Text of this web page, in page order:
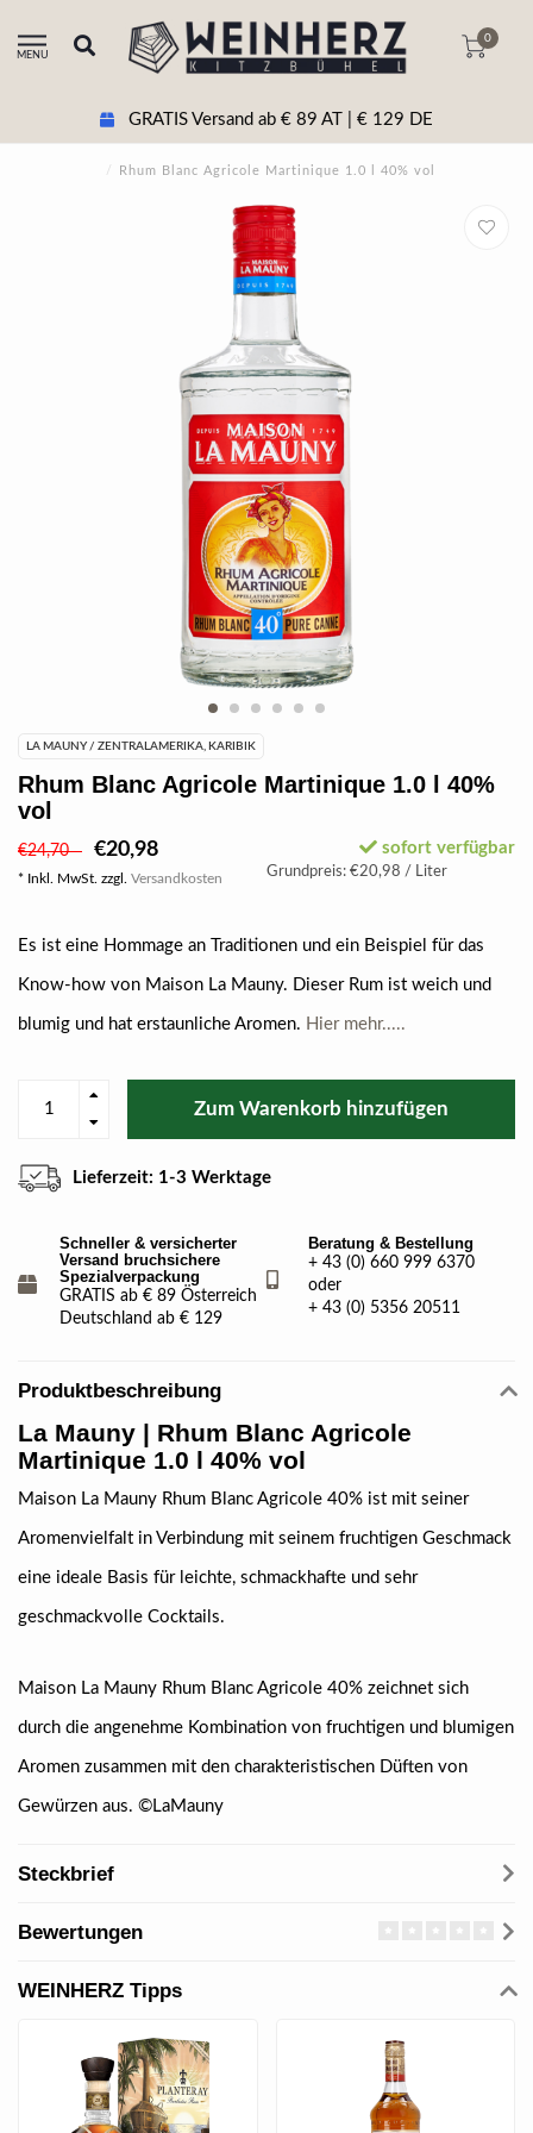
MENU
0
GRATIS Versand ab € 89 AT | € 129 DE
/ Rhum Blanc Agricole Martinique 1.0 l 40% vol
LA MAUNY / ZENTRALAMERIKA, KARIBIK
Rhum Blanc Agricole Martinique 1.0 l 40%
vol
€24,70 €20,98
* Inkl. MwSt. zzgl. Versandkosten
sofort verfügbar
Grundpreis: €20,98 / Liter
Es ist eine Hommage an Traditionen und ein Beispiel für das
Know-how von Maison La Mauny. Dieser Rum ist weich und
blumig und hat erstaunliche Aromen. Hier mehr.....
Zum Warenkorb hinzufügen
Lieferzeit: 1-3 Werktage
Schneller & versicherter
Versand bruchsichere
Spezialverpackung
GRATIS ab € 89 Österreich
Deutschland ab € 129
Beratung & Bestellung
+ 43 (0) 660 999 6370
oder
+ 43 (0) 5356 20511
Produktbeschreibung
La Mauny | Rhum Blanc Agricole
Martinique 1.0 l 40% vol
Maison La Mauny Rhum Blanc Agricole 40% ist mit seiner
Aromenvielfalt in Verbindung mit seinem fruchtigen Geschmack
eine ideale Basis für leichte, schmackhafte und sehr
geschmackvolle Cocktails.
Maison La Mauny Rhum Blanc Agricole 40% zeichnet sich
durch die angenehme Kombination von fruchtigen und blumigen
Aromen zusammen mit den charakteristischen Düften von
Gewürzen aus. ©LaMauny
Steckbrief
Bewertungen
WEINHERZ Tipps